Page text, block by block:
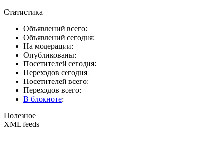
Статистика
Объявлений всего:
Объявлений сегодня:
На модерации:
Опубликованы:
Посетителей сегодня:
Переходов сегодня:
Посетителей всего:
Переходов всего:
В блокноте:
Полезное
XML feeds